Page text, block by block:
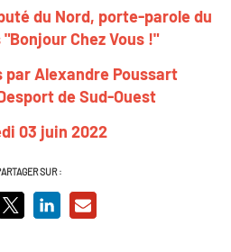
du Nord, porte-parole du
Chez Vous !"
par Alexandre Poussart
de Sud-Ouest
03 juin 2022
SUR :